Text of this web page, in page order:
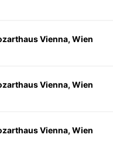
Vienna, Wien
Vienna, Wien
Vienna, Wien